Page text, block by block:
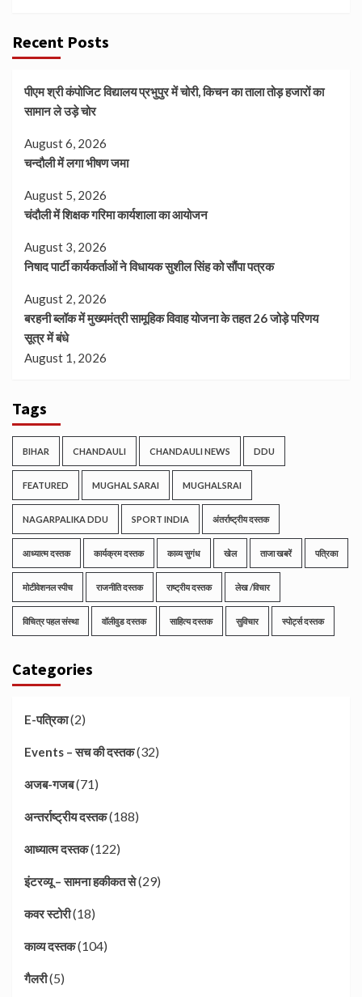
Recent Posts
पीएम श्री कंपोजिट विद्यालय प्रभुपुर में चोरी, किचन का ताला तोड़ हजारों का
सामान ले उड़े चोर
August 6, 2026
चन्दौली में लगा भीषण जमा
August 5, 2026
चंदौली में शिक्षक गरिमा कार्यशाला का आयोजन
August 3, 2026
निषाद पार्टी कार्यकर्ताओं ने विधायक सुशील सिंह को सौंपा पत्रक
August 2, 2026
बरहनी ब्लॉक में मुख्यमंत्री सामूहिक विवाह योजना के तहत 26 जोड़े परिणय
सूत्र में बंधे
August 1, 2026
Tags
BIHAR CHANDAULI CHANDAULI NEWS DDU
FEATURED MUGHAL SARAI MUGHALSRAI
NAGARPALIKA DDU SPORT INDIA अंतर्राष्ट्रीय दस्तक
आध्यात्म दस्तक कार्यक्रम दस्तक काव्य सुगंध खेल ताजा खबरें पत्रिका
मोटीवेशनल स्पीच राजनीति दस्तक राष्ट्रीय दस्तक लेख /विचार
विचित्र पहल संस्था वॉलीवुड दस्तक साहित्य दस्तक सुविचार स्पोर्ट्स दस्तक
Categories
E-पत्रिका(2)
Events – सच की दस्तक(32)
अजब-गजब(71)
अन्तर्राष्ट्रीय दस्तक(188)
आध्यात्म दस्तक(122)
इंटरव्यू – सामना हकीकत से(29)
कवर स्टोरी(18)
काव्य दस्तक(104)
गैलरी(5)